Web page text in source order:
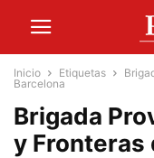
Inicio Etiquetas
Barcelona
Brigada
y Fronteras